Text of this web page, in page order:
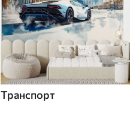
Транспорт